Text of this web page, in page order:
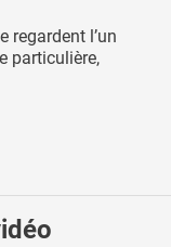
regardent l’un
particulière,